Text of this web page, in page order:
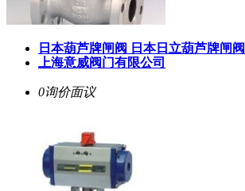
日本葫芦牌闸阀 日本日立葫芦牌闸
上海意威阀门有限公司
0询价面议